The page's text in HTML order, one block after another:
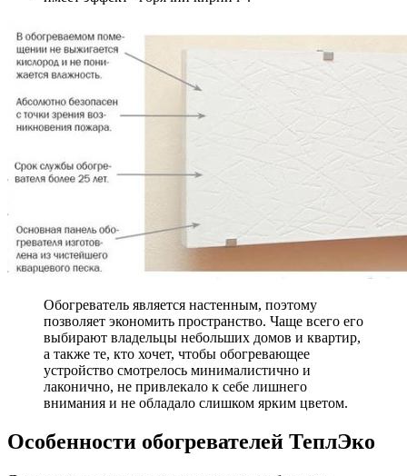
Обогреватель является настенным, поэтому
позволяет экономить пространство. Чаще всего его
выбирают владельцы небольших домов и квартир,
а также те, кто хочет, чтобы обогревающее
устройство смотрелось минималистично и
лаконично, не привлекало к себе лишнего
внимания и не обладало слишком ярким цветом.
Особенности обогревателей ТеплЭко